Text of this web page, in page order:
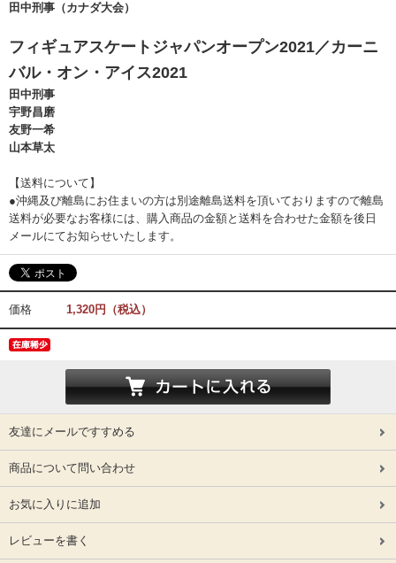
田中刑事（カナダ大会）
フィギュアスケートジャパンオープン2021／カーニ
バル・オン・アイス2021
田中刑事
宇野昌磨
友野一希
山本草太
【送料について】
●沖縄及び離島にお住まいの方は別途離島送料を頂いておりますので離島
送料が必要なお客様には、購入商品の金額と送料を合わせた金額を後日
メールにてお知らせいたします。
価格 1,320円（税込）
友達にメールですすめる
商品について問い合わせ
お気に入りに追加
レビューを書く